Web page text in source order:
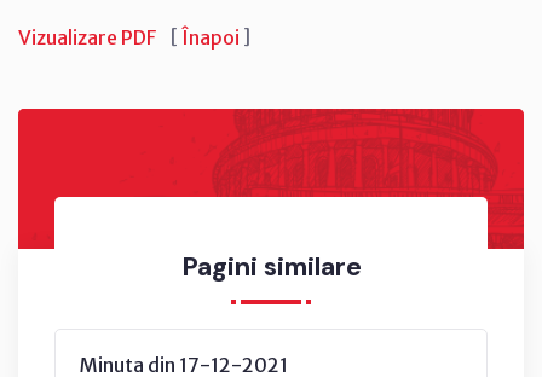
Pagini similare
Minuta din 17-12-2021
Vizualizare PDF [ Înapoi ]